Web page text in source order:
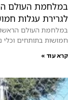
במלחמת העולם
לגרירת עגלות
במלחמת העולם
חמושות בתותחים וכלי
קרא עוד »